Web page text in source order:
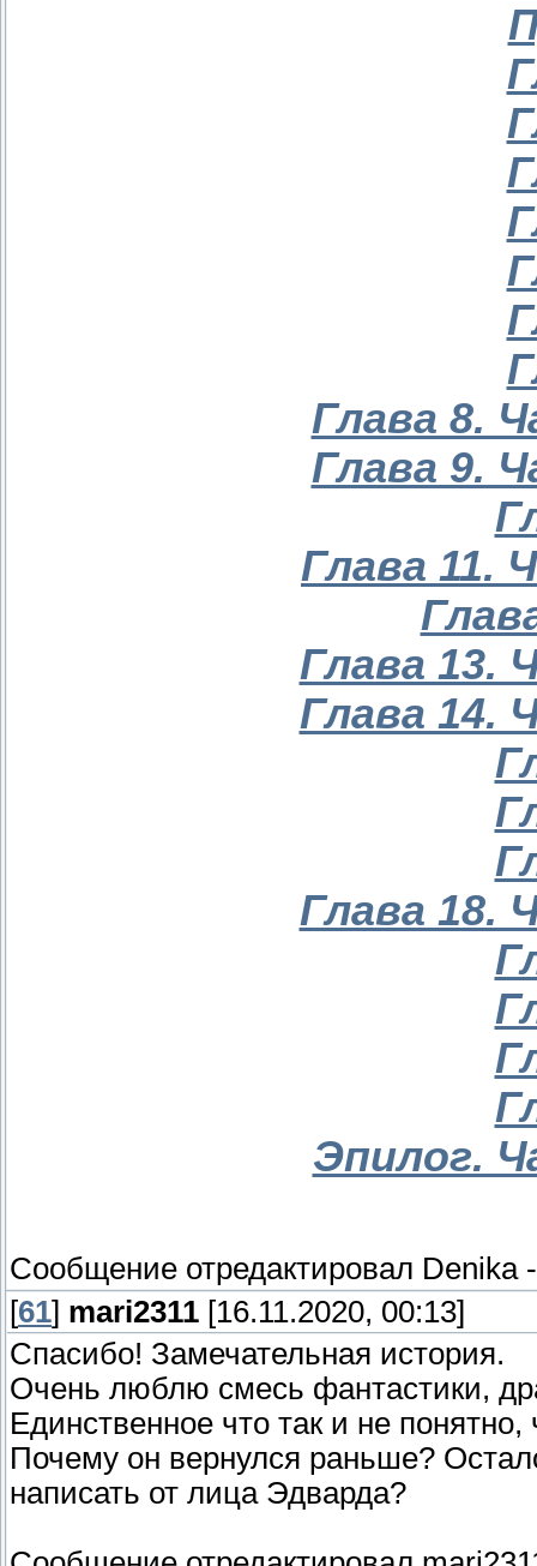
Глава 8.
Глава 9.
Глава 11.
Глава 13.
Глава 14.
Глава 18.
Эпилог.
Сообщение отредактировал Denika
[61] mari2311 [16.11.2020, 00:13]
Спасибо! Замечательная история.
Очень люблю смесь фантастики,
Единственное что так и не
Почему он вернулся раньше?
написать от лица Эдварда?